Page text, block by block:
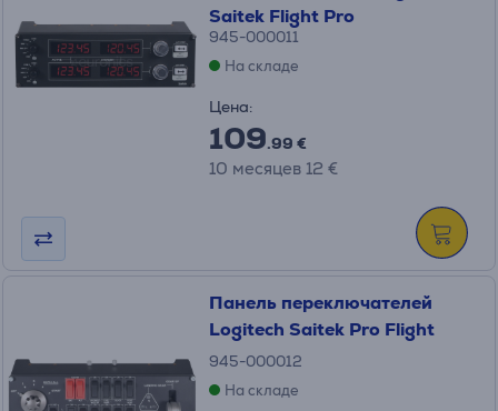
Saitek Flight Pro
945-000011
На складе
Цена:
109.99 €
10 месяцев 12 €
Панель переключателей
Logitech Saitek Pro Flight
945-000012
На складе